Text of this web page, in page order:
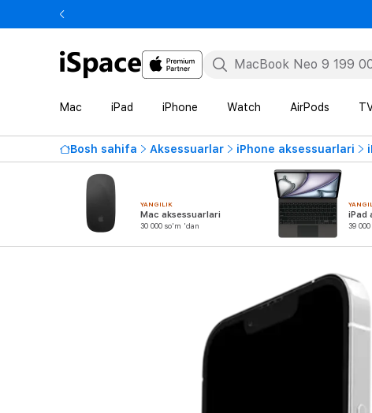
Mac iPad iPhone Watch AirPods
Bosh sahifa Aksessuarlar iPhone aksessuarlari
YANGILIK
Mac aksessuarlari
30 000 so'm 'dan
iPad
39